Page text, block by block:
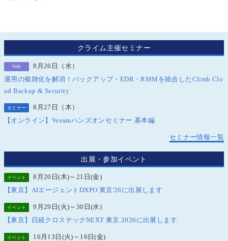
クライム主催セミナー
Web
8月26日（水）
運用の複雑化を解消！バックアップ・EDR・RMMを統合したClimb Clo
ud Backup & Security
セミナー
8月27日（木）
【オンライン】Veeamハンズオンセミナー 基本編
セミナー情報一覧
出展・参加イベント
イベント
8月20日(木)～21日(金)
【東京】AIエージェントDXPO 東京'26に出展します
イベント
9月29日(火)～30日(水)
【東京】日経クロステックNEXT 東京 2026に出展します
イベント
10月13日(火)～16日(金)